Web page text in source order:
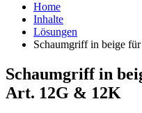
Home
Inhalte
Lösungen
Schaumgriff in beige
Schaumgriff in
Art. 12G & 12K